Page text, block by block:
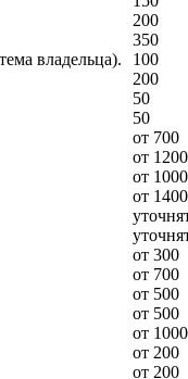
200
350
владельца).
100
200
50
50
от 700
от 1200
от 1000
от 1400
от 300
от 700
от 500
от 500
от 1000
от 200
от 200